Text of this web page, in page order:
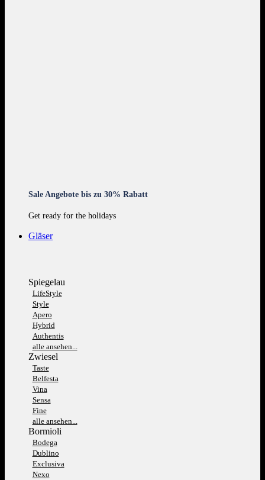
Sale Angebote bis zu 30% Rabatt
Get ready for the holidays
Gläser
Spiegelau
LifeStyle
Style
Apero
Hybrid
Authentis
alle ansehen...
Zwiesel
Taste
Belfesta
Vina
Sensa
Fine
alle ansehen...
Bormioli
Bodega
Dublino
Exclusiva
Nexo